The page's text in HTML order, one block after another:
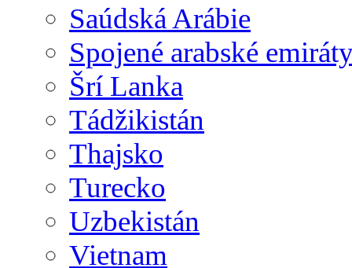
Saúdská Arábie
Spojené arabské
Šrí Lanka
Tádžikistán
Thajsko
Turecko
Uzbekistán
Vietnam